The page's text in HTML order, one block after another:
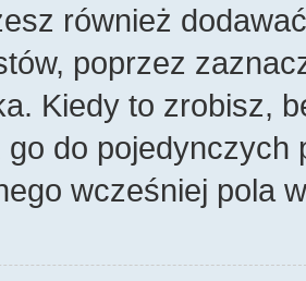
również
poprzez
Kiedy to zrobisz,
go do
wcześniej pola